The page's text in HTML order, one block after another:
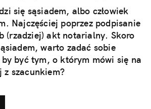
się sąsiadem, albo człowiek
Najczęściej poprzez podpisanie
(rzadziej) akt notarialny. Skoro
warto zadać sobie
być tym, o którym mówi się na
z szacunkiem?